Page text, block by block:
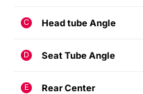
C Head tube Angle
D Seat Tube Angle
E Rear Center